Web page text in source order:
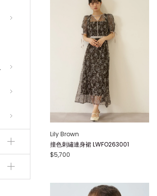
Lily Brown
撞色刺繡連身裙 LWFO263001
$5,700